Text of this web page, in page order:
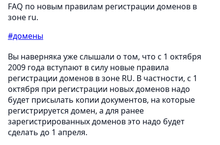
FAQ по новым правилам регистрации доменов в
зоне ru.
#домены
Вы наверняка уже слышали о том, что с 1 октября
2009 года вступают в силу новые правила
регистрации доменов в зоне RU. В частности, с 1
октября при регистрации новых доменов надо
будет присылать копии документов, на которые
регистрируется домен, а для ранее
зарегистрированных доменов это надо будет
сделать до 1 апреля.